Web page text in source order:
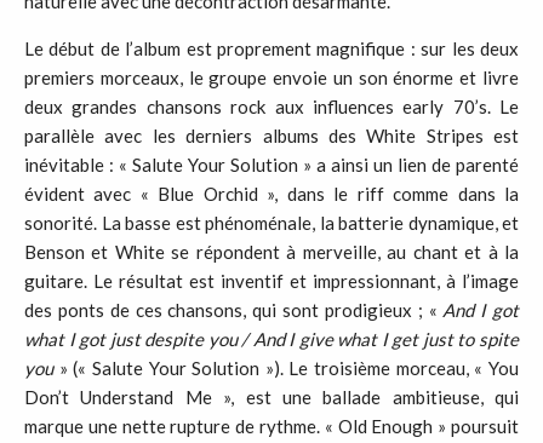
Le début de l’album est proprement magnifique : sur les deux
premiers morceaux, le groupe envoie un son énorme et livre
deux grandes chansons rock aux influences early 70’s. Le
parallèle avec les derniers albums des White Stripes est
inévitable : « Salute Your Solution » a ainsi un lien de parenté
évident avec « Blue Orchid », dans le riff comme dans la
sonorité. La basse est phénoménale, la batterie dynamique, et
Benson et White se répondent à merveille, au chant et à la
guitare. Le résultat est inventif et impressionnant, à l’image
des ponts de ces chansons, qui sont prodigieux ; « And I got
what I got just despite you / And I give what I get just to spite
you» (« Salute Your Solution »). Le troisième morceau, « You
Don’t Understand Me », est une ballade ambitieuse, qui
marque une nette rupture de rythme. « Old Enough » poursuit